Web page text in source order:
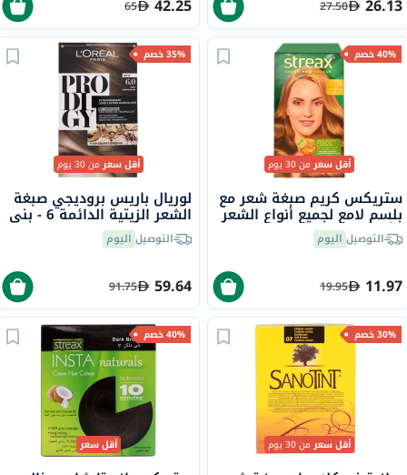
26.13
27.50
42.25
65
40% خصم
أقل سعرمن 30 يوم
ستريكس كريم صبغة شعر مع
بلسم لامع لجميع أنواع الشعر
- أشقر ذهبي 7.3
التوصيل اليوم
11.97
19.95
35% خصم
أقل سعرمن 30 يوم
لوريال باريس بروديجي صبغة
الشعر الزيتية الدائمة 6 - بني
بلوطالتوصيل اليوم
59.64
91.75
30% خصم
أقل سعرمن 30 يوم
40% خصم
أقل سعر